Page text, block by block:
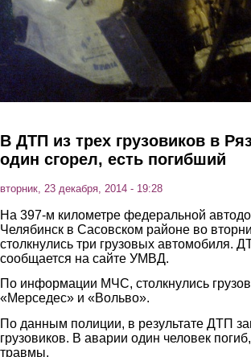
В ДТП из трех грузовиков в
один сгорел, есть погибший
вторник, 23 декабря, 2014 - 19:28
На 397-м километре федеральной
Челябинск в Сасовском районе во
столкнулись три грузовых автомобиля.
сообщается на сайте УМВД.
По информации МЧС, столкнулись
«Мерседес» и «Вольво».
По данным полиции, в результате ДТП
грузовиков. В аварии один человек
травмы.